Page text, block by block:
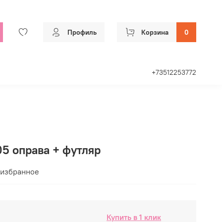
Профиль Корзина 0
+73512253772
оправа + футляр
Купить в 1 клик